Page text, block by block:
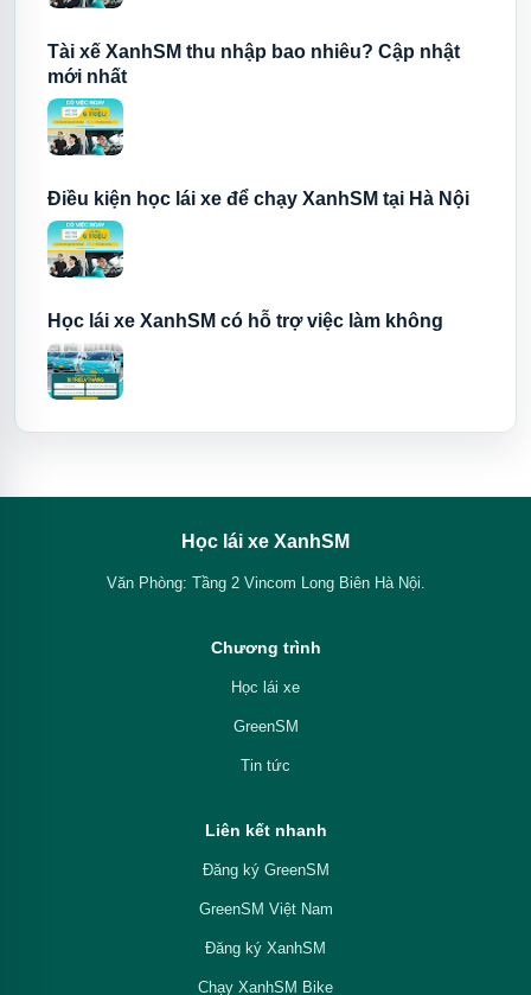
Tài xế XanhSM thu nhập bao nhiêu? Cập nhật
mới nhất
Điều kiện học lái xe để chạy XanhSM tại Hà Nội
Học lái xe XanhSM có hỗ trợ việc làm không
Học lái xe XanhSM
Văn Phòng: Tầng 2 Vincom Long Biên Hà Nội.
Chương trình
Học lái xe
GreenSM
Tin tức
Liên kết nhanh
Đăng ký GreenSM
GreenSM Việt Nam
Đăng ký XanhSM
Chạy XanhSM Bike